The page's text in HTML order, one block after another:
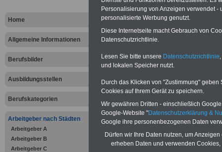
Home
Allgemeine Informationen
Berufsbilder
Ausbildungsstellen
Berufskategorien
Arbeitgeber nach Städten
Arbeitgeber A
Arbeitgeber B
Arbeitgeber C
Vergleichen und sparen:
Bausparen schon ab 16 Jahren
Krankenzusatzversicherung-
Online-Vergleich Gesetzliche
Zahnzusatzversicherung-
Vorteile der Privaten
Krankenversicherung
Personalisierung von Anzeigen verwendet
personalisierte Werbung genutzt.
Diese Internetseite macht Gebrauch von
Datenschutzrichtlinie.
Lesen Sie bitte unsere Datenschutzrichtlinie
und lokalen Speicher nutzt.
Durch das Klicken von "Zustimmung"
Cookies auf Ihrem Gerät zu speichern.
Wir gewähren Dritten - einschließlich
Google-Website "Datenschutzerklärung &
Google ihre personenbezogenen Daten
Dürfen wir Ihre Daten nutzen, um
erheben Daten und verwenden